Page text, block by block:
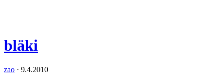
bläki
zao · 9.4.2010